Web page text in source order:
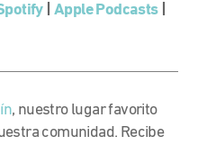
|Apple Podcasts|
, nuestro lugar favorito
comunidad. Recibe